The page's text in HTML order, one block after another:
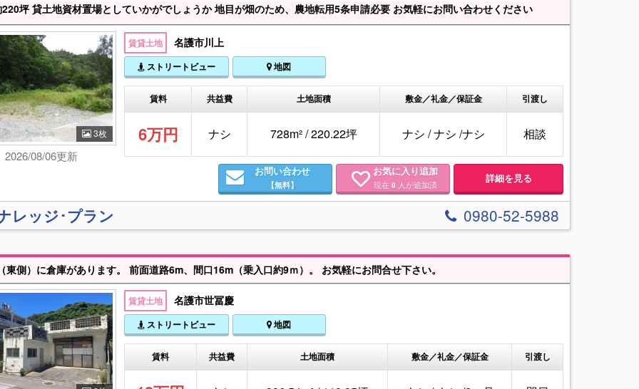
坪 貸土地資材置場としていかがでしょうか 地目が畑のため、農地転用5条申請必要 お気軽にお問い合わせください
3枚
2026/08/06更新
賃貸土地 名護市川上
ストリートビュー 地図
賃料 共益費 土地面積 敷金／礼金／保証金 引渡し
6万円 ナシ 728m² / 220.22坪 ナシ /ナシ /ナシ 相談
お問い合わせ
【無料】
お気に入り追加
現在0 人が追加済 詳細を見る
レッジ･プラン 0980-52-5988
東側）に倉庫があります。 前面道路6m、間口16m（乗入口約9ｍ）。 お気軽にお問合せ下さい。
賃貸土地 名護市世冨慶
ストリートビュー 地図
賃料 共益費 土地面積 敷金／礼金／保証金 引渡し